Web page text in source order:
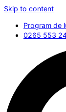
Skip to content
Program de
0265 553